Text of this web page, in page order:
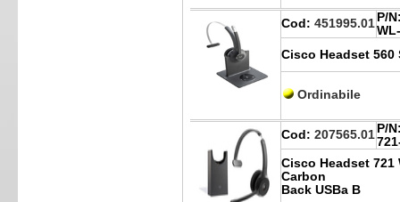
Cod: 451995.01 P/
Cisco Headset 560
Ordinabile
Cod: 207565.01 P/
Cisco Headset 721
Carbon
Back USBa B